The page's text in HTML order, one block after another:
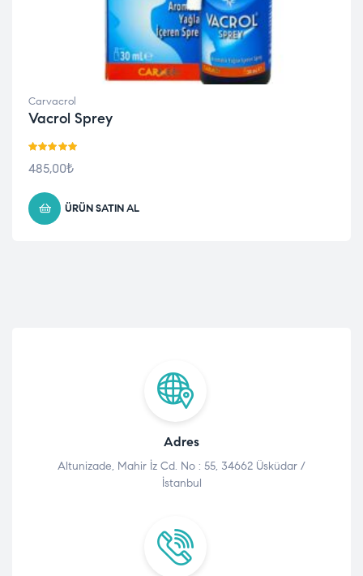
Carvacrol
Vacrol Sprey
5 üzerinden
485,00₺
ÜRÜN SATIN AL
Adres
Altunizade, Mahir İz Cd. No : 55, 34662 Üsküdar /
İstanbul